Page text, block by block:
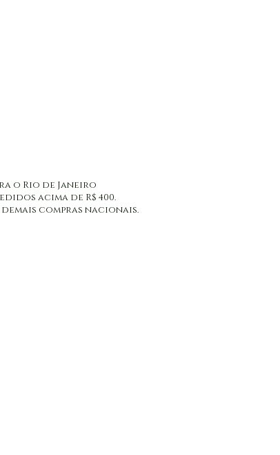
o Rio de Janeiro
acima de R$ 400.
demais compras nacionais.